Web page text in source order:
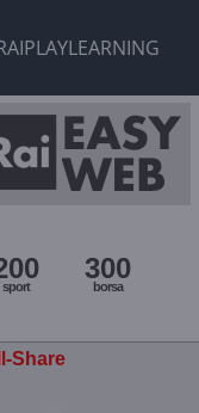
sport
300
borsa
Share